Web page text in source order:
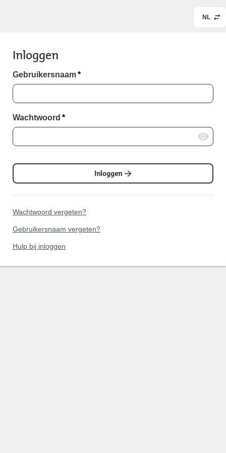
NL
Inloggen
Gebruikersnaam*
Wachtwoord *
Inloggen
Wachtwoord vergeten?
Gebruikersnaam vergeten?
Hulp bij inloggen